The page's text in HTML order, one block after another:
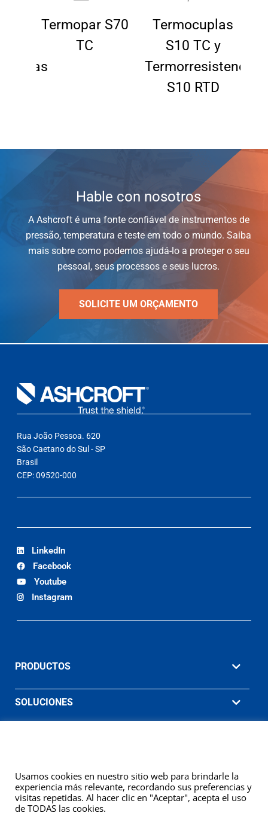
Termopar S70
TC
Termocuplas
S10 TC y
Termorresistencias
S10 RTD
Hable con nosotros
A Ashcroft é uma fonte confiável de instrumentos de
pressão, temperatura e teste em todo o mundo. Saiba
mais sobre como podemos ajudá-lo a proteger o seu
pessoal, seus processos e seus lucros.
SOLICITE UM ORÇAMENTO
Rua João Pessoa. 620
São Caetano do Sul - SP
Brasil
CEP: 09520-000
LinkedIn
Facebook
Youtube
Instagram
PRODUCTOS
SOLUCIONES
EMPRESA
Usamos cookies en nuestro sitio web para brindarle la
experiencia más relevante, recordando sus preferencias y
visitas repetidas. Al hacer clic en "Aceptar", acepta el uso
de TODAS las cookies.